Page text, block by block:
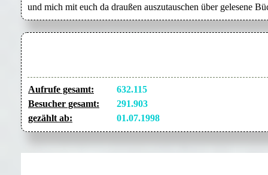
und mich mit euch da draußen auszutauschen über gelesene
Aufrufe gesamt:
632.115
Besucher gesamt:
291.903
gezählt ab:
01.07.1998